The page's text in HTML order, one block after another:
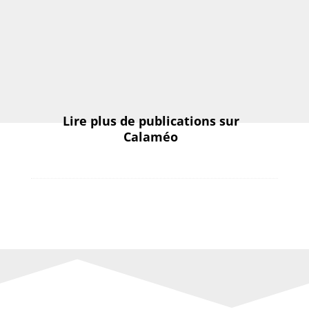
Lire plus de publications sur
Calaméo